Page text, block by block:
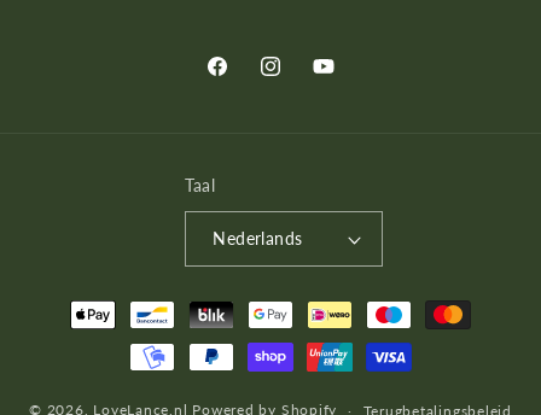
FacebookInstagramYouTube
Taal
Nederlands
Betaalmethoden
© 2026, LoveLance.nl Powered by Shopify Terugbetalingsbeleid